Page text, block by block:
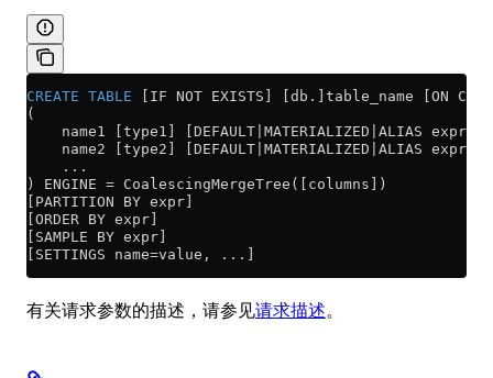
CREATE TABLE [IF NOT EXISTS] [db.]table_name [ON
(
    name1 [type1] [DEFAULT|MATERIALIZED|ALIAS expr1],
    name2 [type2] [DEFAULT|MATERIALIZED|ALIAS expr2],
    ...
) ENGINE = CoalescingMergeTree([columns])
[PARTITION BY expr]
[ORDER BY expr]
[SAMPLE BY expr]
[SETTINGS name=value, ...]
有关请求参数的描述，请参见请求描述。